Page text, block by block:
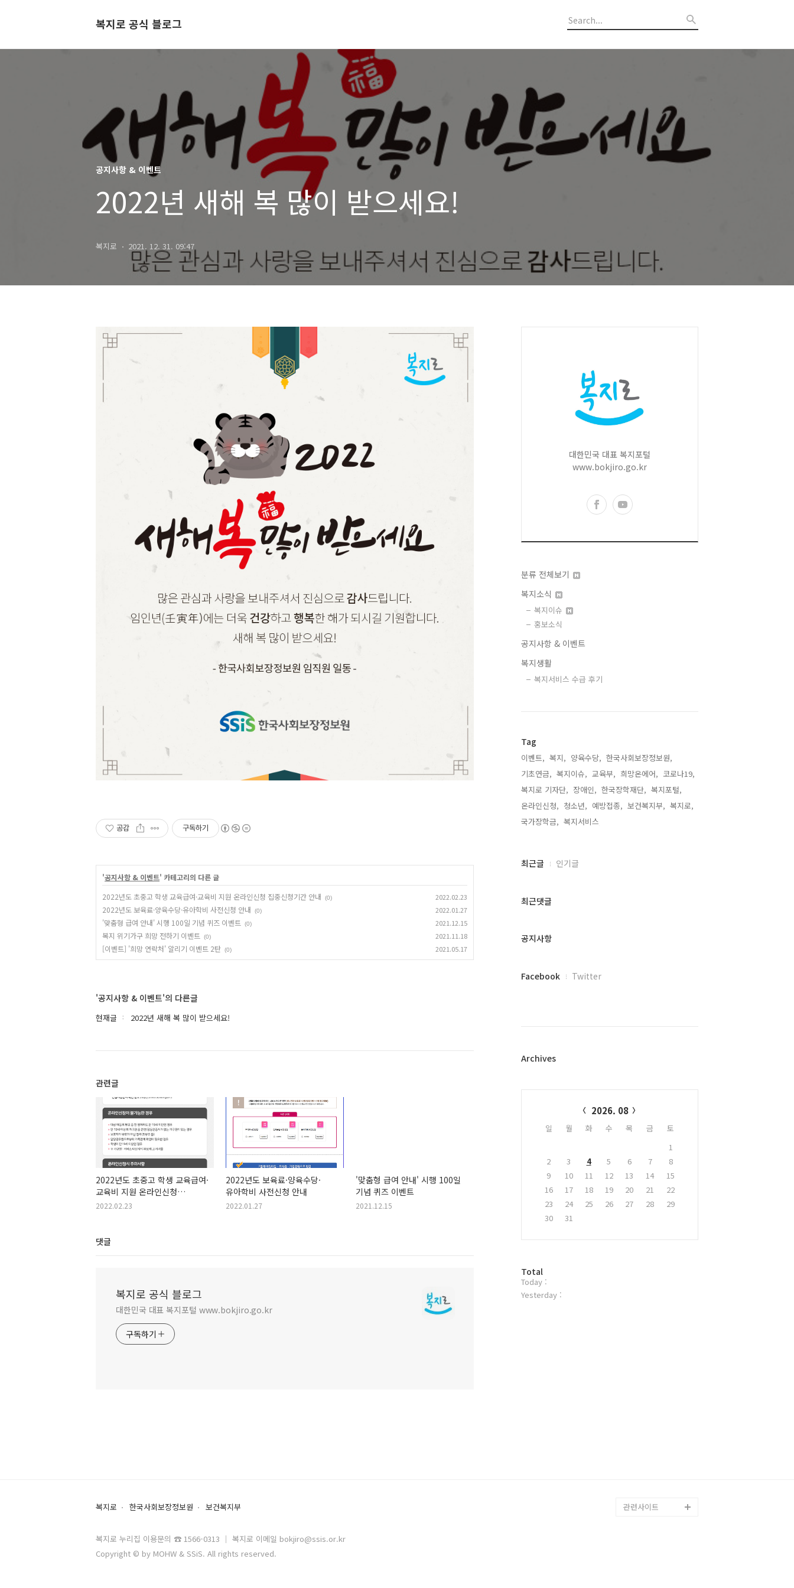
복지로 공식 블로그
공지사항 & 이벤트
2022년 새해 복 많이 받으세요!
복지로 2021. 12. 31. 09:47
공감 구독하기
'공지사항 & 이벤트' 카테고리의 다른 글
2022년도 초중고 학생 교육급여·교육비 지원 온라인신청 집중신청기간 안내
(0) 2022.02.23
2022년도 보육료·양육수당·유아학비 사전신청 안내 (0) 2022.01.27
'맞춤형 급여 안내' 시행 100일 기념 퀴즈 이벤트 (0) 2021.12.15
복지 위기가구 희망 전하기 이벤트 (0) 2021.11.18
[이벤트] '희망 연락처' 알리기 이벤트 2탄 (0) 2021.05.17
'공지사항 & 이벤트'의 다른글
현재글 2022년 새해 복 많이 받으세요!
관련글
2022년도 초중고 학생 교육급여·
교육비 지원 온라인신청
집중신청기간 안내
2022.02.23
2022년도 보육료·양육수당·
유아학비 사전신청 안내
2022.01.27
'맞춤형 급여 안내' 시행 100일
기념 퀴즈 이벤트
2021.12.15
댓글
복지로 공식 블로그
대한민국 대표 복지포털 www.bokjiro.go.kr
구독하기
대한민국 대표 복지포털
www.bokjiro.go.kr
분류 전체보기
복지소식
복지이슈
홍보소식
공지사항 & 이벤트
복지생활
복지서비스 수급 후기
Tag
이벤트, 복지, 양육수당, 한국사회보장정보원,
기초연금, 복지이슈, 교육부, 희망온에어, 코로나19,
복지로 기자단, 장애인, 한국장학재단, 복지포털,
온라인신청, 청소년, 예방접종, 보건복지부, 복지로,
국가장학금, 복지서비스,
최
과
글
최근글 인기글
최근댓글
공지사항
페
플
Facebook Twitter
Archives
2026. 08
일 월 화 수 목 금
토
1
2
3 4 5 6 7
8
9
10 11 12 13 14
15
16
17 18 19 20 21
22
23
24 25 26 27 28
29
30
31
방
문
자
Total
Today :
Yesterday :
복지로 한국사회보장정보원 보건복지부
복지로 누리집 이용문의 ☎ 1566-0313 ｜ 복지로 이메일 bokjiro@ssis.or.kr
Copyright © by MOHW & SSiS. All rights reserved.
관련사이트